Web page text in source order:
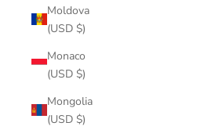
Moldova
(USD $)
Monaco
(USD $)
Mongolia
(USD $)